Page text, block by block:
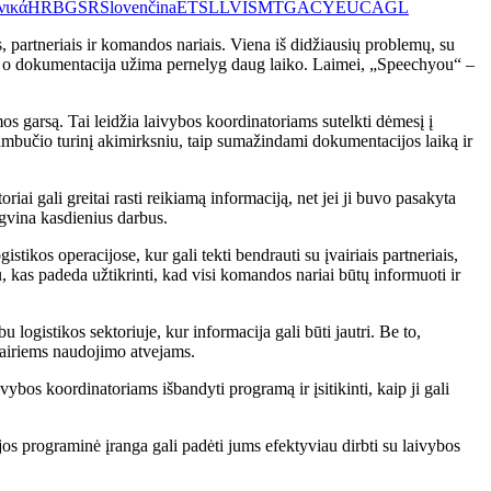
HRBGSRSlovenčinaETSLLVISMTGACYEUCAGL
ir komandos nariais. Viena iš didžiausių problemų, su
dokumentacija užima pernelyg daug laiko. Laimei, „Speechyou“ –
garsą. Tai leidžia laivybos koordinatoriams sutelkti dėmesį į
turinį akimirksniu, taip sumažindami dokumentacijos laiką ir
gali greitai rasti reikiamą informaciją, net jei ji buvo pasakyta
kasdienius darbus.
operacijose, kur gali tekti bendrauti su įvairiais partneriais,
padeda užtikrinti, kad visi komandos nariai būtų informuoti ir
logistikos sektoriuje, kur informacija gali būti jautri. Be to,
naudojimo atvejams.
koordinatoriams išbandyti programą ir įsitikinti, kaip ji gali
programinė įranga gali padėti jums efektyviau dirbti su laivybos